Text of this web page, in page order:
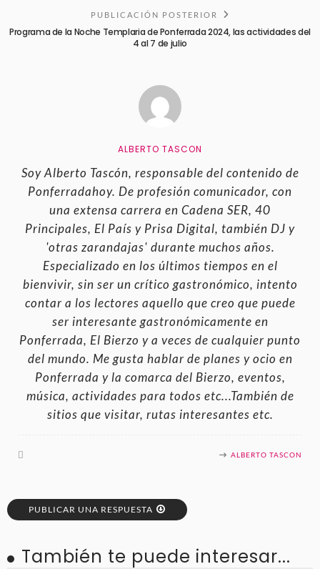
PUBLICACIÓN POSTERIOR
Programa de la Noche Templaria de Ponferrada 2024, las actividades del
4 al 7 de julio
ALBERTO TASCON
Soy Alberto Tascón, responsable del contenido de
Ponferradahoy. De profesión comunicador, con
una extensa carrera en Cadena SER, 40
Principales, El País y Prisa Digital, también DJ y
'otras zarandajas' durante muchos años.
Especializado en los últimos tiempos en el
bienvivir, sin ser un crítico gastronómico, intento
contar a los lectores aquello que creo que puede
ser interesante gastronómicamente en
Ponferrada, El Bierzo y a veces de cualquier punto
del mundo. Me gusta hablar de planes y ocio en
Ponferrada y la comarca del Bierzo, eventos,
música, actividades para todos etc...También de
sitios que visitar, rutas interesantes etc.
ALBERTO TASCON
PUBLICAR UNA RESPUESTA
También te puede interesar...